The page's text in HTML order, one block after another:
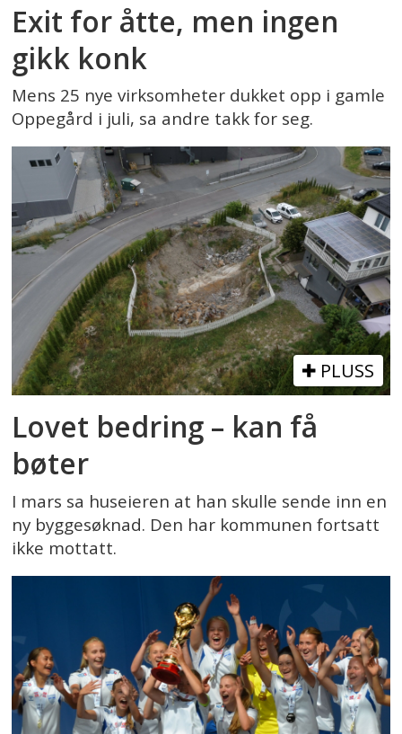
Exit for åtte, men ingen
gikk konk
Mens 25 nye virksomheter dukket opp i gamle
Oppegård i juli, sa andre takk for seg.
PLUSS
Lovet bedring – kan få
bøter
I mars sa huseieren at han skulle sende inn en
ny byggesøknad. Den har kommunen fortsatt
ikke mottatt.